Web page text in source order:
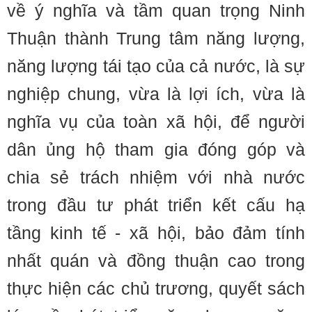
về ý nghĩa và tầm quan trọng Ninh
Thuận thành Trung tâm năng lượng,
năng lượng tái tạo của cả nước, là sự
nghiệp chung, vừa là lợi ích, vừa là
nghĩa vụ của toàn xã hội, để người
dân ủng hộ tham gia đóng góp và
chia sẻ trách nhiệm với nhà nước
trong đầu tư phát triển kết cấu hạ
tầng kinh tế - xã hội, bảo đảm tính
nhất quán và đồng thuận cao trong
thực hiện các chủ trương, quyết sách